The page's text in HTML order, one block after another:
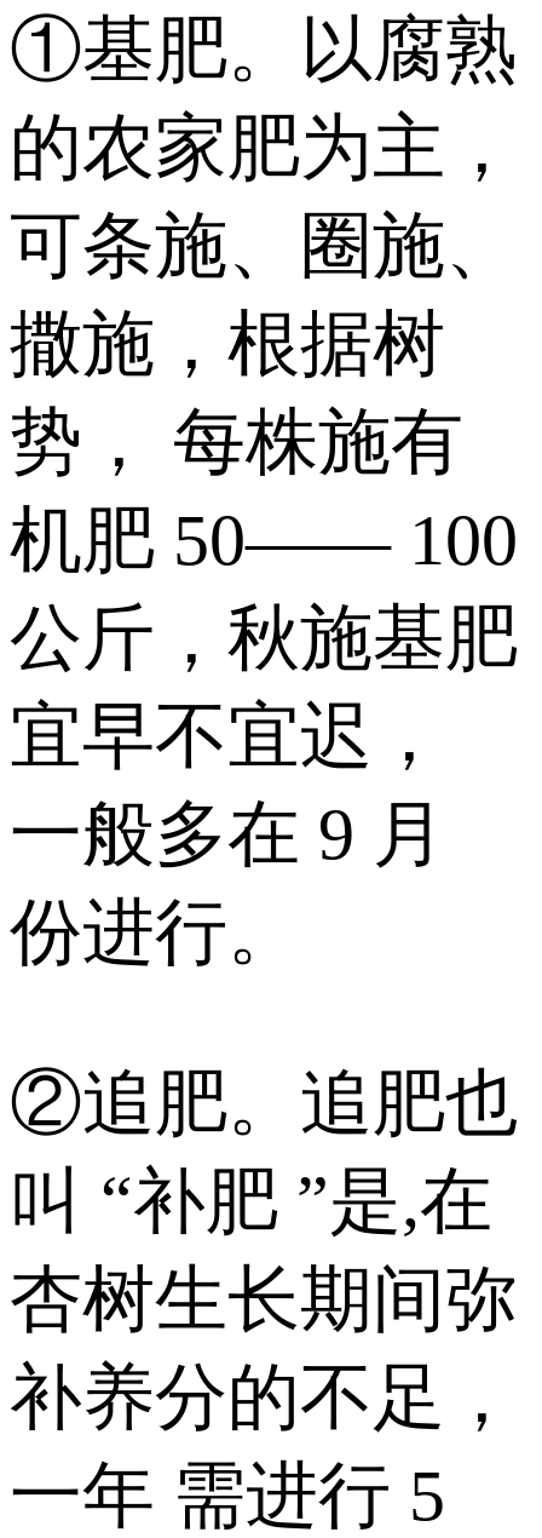
①基肥。以腐熟
的农家肥为主，
可条施、圈施、
撒施，根据树
势， 每株施有
机肥 50—— 100
公斤，秋施基肥
宜早不宜迟，
一般多在 9 月
份进行。
②追肥。追肥也
叫 “补肥 ”是,在
杏树生长期间弥
补养分的不足，
一年 需进行 5